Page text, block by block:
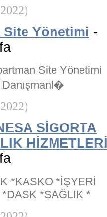
Site Yönetimi -
Site Yönetimi
Danışmanl�
SİGORTA
HİZMETLERİ
*KASKO *İŞYERİ
*SAĞLIK *